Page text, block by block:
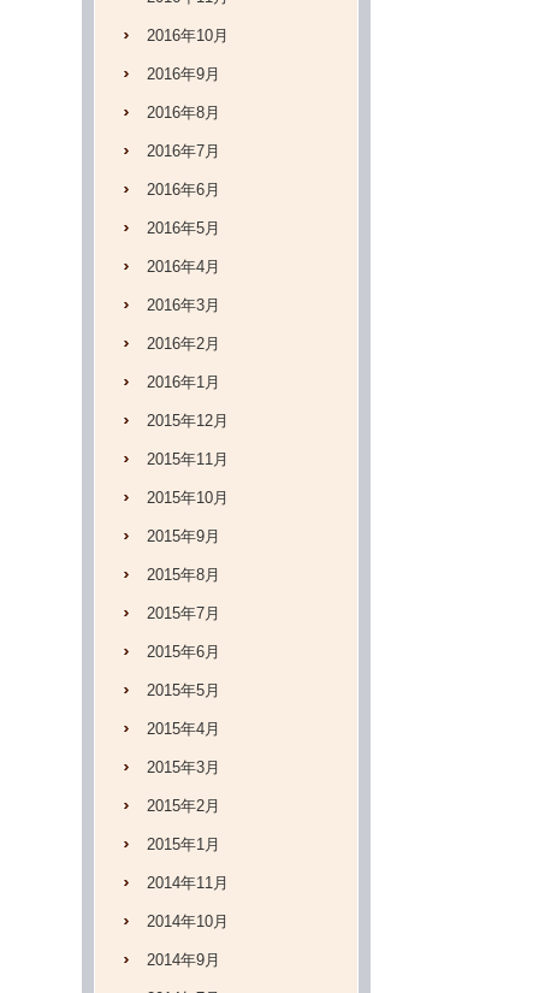
2016年10月
2016年9月
2016年8月
2016年7月
2016年6月
2016年5月
2016年4月
2016年3月
2016年2月
2016年1月
2015年12月
2015年11月
2015年10月
2015年9月
2015年8月
2015年7月
2015年6月
2015年5月
2015年4月
2015年3月
2015年2月
2015年1月
2014年11月
2014年10月
2014年9月